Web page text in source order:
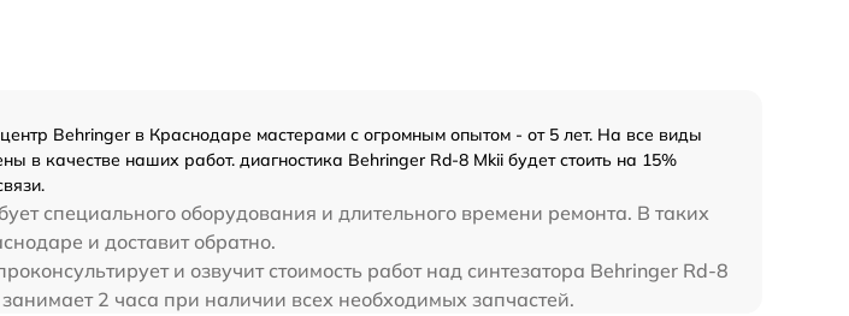
Behringer в Краснодаре мастерами с огромным опытом - от 5 лет. На все виды
качестве наших работ. диагностика Behringer Rd-8 Mkii будет стоить на 15%
специального оборудования и длительного времени ремонта. В таких
и доставит обратно.
и озвучит стоимость работ над синтезатора Behringer Rd-8
2 часа при наличии всех необходимых запчастей.